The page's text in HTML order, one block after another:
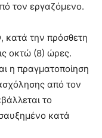
τον εργαζόμενο.
την πρόσθετη
οκτώ (8) ώρες.
η πραγματοποίηση
από τον
το
κατά